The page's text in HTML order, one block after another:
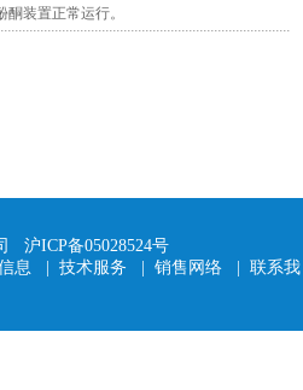
酮装置正常运行。
沪ICP备05028524号
息 技术服务 销售网络| 联系我